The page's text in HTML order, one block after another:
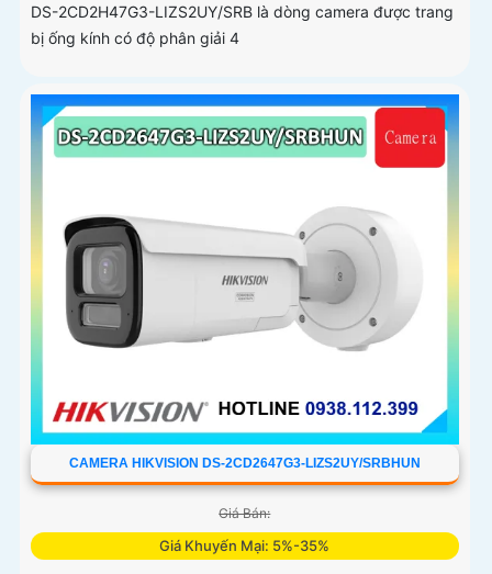
DS-2CD2H47G3-LIZS2UY/SRB là dòng camera được trang
bị ống kính có độ phân giải 4
CAMERA HIKVISION DS-2CD2647G3-LIZS2UY/SRBHUN
Giá Bán:
Giá Khuyến Mại: 5%-35%